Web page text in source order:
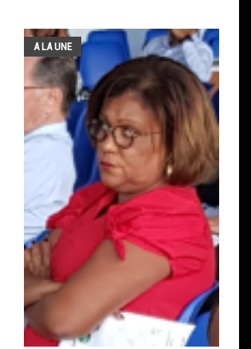
A LA UNE